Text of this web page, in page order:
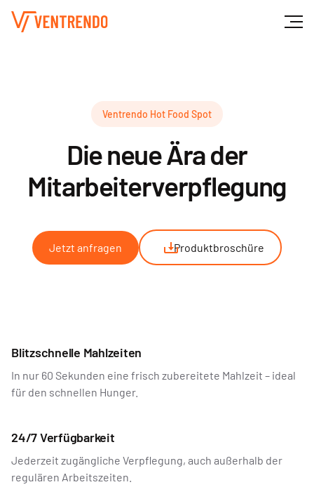
Ventrendo Hot Food Spot
Die neue Ära der
Mitarbeiterverpflegung
Jetzt anfragen Produktbroschüre
Blitzschnelle Mahlzeiten
In nur 60 Sekunden eine frisch zubereitete Mahlzeit – ideal
für den schnellen Hunger.
24/7 Verfügbarkeit
Jederzeit zugängliche Verpflegung, auch außerhalb der
regulären Arbeitszeiten.